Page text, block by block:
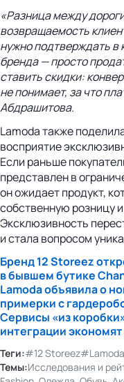
«Разница между
возвращаемость
нужно подтверждать в
бренда — просто
ставить скидки:
не понимает, за что
Абдрашитова.
Lamoda также
восприятие
Если раньше
представлен в
он ожидает продукт,
собственную розницу
Эксклюзивность
и стала вопросом
Бренд 12 Storeez
в бывшем бутике
Lamoda объявила о
примерки с
Сервисы «из
интеграции
Теги:#12 Storeez#Lamoda
Темы:Исследования и